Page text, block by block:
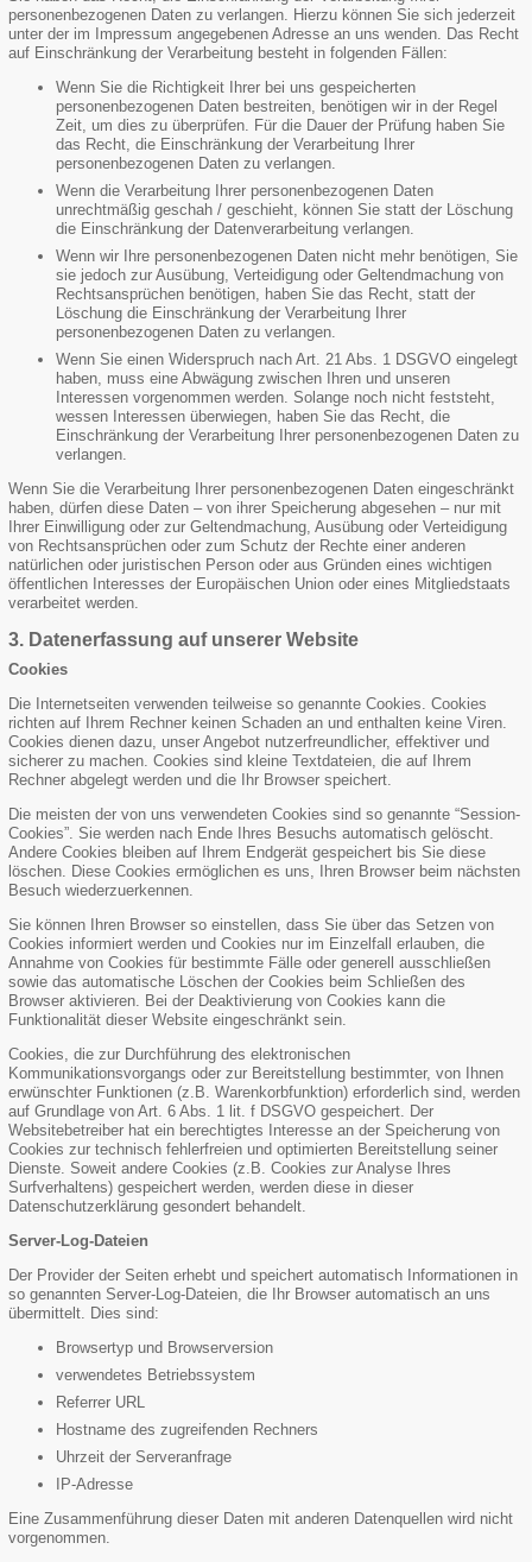
personenbezogenen Daten zu verlangen. Hierzu können Sie sich jederzeit
unter der im Impressum angegebenen Adresse an uns wenden. Das Recht
auf Einschränkung der Verarbeitung besteht in folgenden Fällen:
Wenn Sie die Richtigkeit Ihrer bei uns gespeicherten
personenbezogenen Daten bestreiten, benötigen wir in der Regel
Zeit, um dies zu überprüfen. Für die Dauer der Prüfung haben Sie
das Recht, die Einschränkung der Verarbeitung Ihrer
personenbezogenen Daten zu verlangen.
Wenn die Verarbeitung Ihrer personenbezogenen Daten
unrechtmäßig geschah / geschieht, können Sie statt der Löschung
die Einschränkung der Datenverarbeitung verlangen.
Wenn wir Ihre personenbezogenen Daten nicht mehr benötigen, Sie
sie jedoch zur Ausübung, Verteidigung oder Geltendmachung von
Rechtsansprüchen benötigen, haben Sie das Recht, statt der
Löschung die Einschränkung der Verarbeitung Ihrer
personenbezogenen Daten zu verlangen.
Wenn Sie einen Widerspruch nach Art. 21 Abs. 1 DSGVO eingelegt
haben, muss eine Abwägung zwischen Ihren und unseren
Interessen vorgenommen werden. Solange noch nicht feststeht,
wessen Interessen überwiegen, haben Sie das Recht, die
Einschränkung der Verarbeitung Ihrer personenbezogenen Daten zu
verlangen.
Wenn Sie die Verarbeitung Ihrer personenbezogenen Daten eingeschränkt
haben, dürfen diese Daten – von ihrer Speicherung abgesehen – nur mit
Ihrer Einwilligung oder zur Geltendmachung, Ausübung oder Verteidigung
von Rechtsansprüchen oder zum Schutz der Rechte einer anderen
natürlichen oder juristischen Person oder aus Gründen eines wichtigen
öffentlichen Interesses der Europäischen Union oder eines Mitgliedstaats
verarbeitet werden.
3. Datenerfassung auf unserer Website
Cookies
Die Internetseiten verwenden teilweise so genannte Cookies. Cookies
richten auf Ihrem Rechner keinen Schaden an und enthalten keine Viren.
Cookies dienen dazu, unser Angebot nutzerfreundlicher, effektiver und
sicherer zu machen. Cookies sind kleine Textdateien, die auf Ihrem
Rechner abgelegt werden und die Ihr Browser speichert.
Die meisten der von uns verwendeten Cookies sind so genannte “Session-
Cookies”. Sie werden nach Ende Ihres Besuchs automatisch gelöscht.
Andere Cookies bleiben auf Ihrem Endgerät gespeichert bis Sie diese
löschen. Diese Cookies ermöglichen es uns, Ihren Browser beim nächsten
Besuch wiederzuerkennen.
Sie können Ihren Browser so einstellen, dass Sie über das Setzen von
Cookies informiert werden und Cookies nur im Einzelfall erlauben, die
Annahme von Cookies für bestimmte Fälle oder generell ausschließen
sowie das automatische Löschen der Cookies beim Schließen des
Browser aktivieren. Bei der Deaktivierung von Cookies kann die
Funktionalität dieser Website eingeschränkt sein.
Cookies, die zur Durchführung des elektronischen
Kommunikationsvorgangs oder zur Bereitstellung bestimmter, von Ihnen
erwünschter Funktionen (z.B. Warenkorbfunktion) erforderlich sind, werden
auf Grundlage von Art. 6 Abs. 1 lit. f DSGVO gespeichert. Der
Websitebetreiber hat ein berechtigtes Interesse an der Speicherung von
Cookies zur technisch fehlerfreien und optimierten Bereitstellung seiner
Dienste. Soweit andere Cookies (z.B. Cookies zur Analyse Ihres
Surfverhaltens) gespeichert werden, werden diese in dieser
Datenschutzerklärung gesondert behandelt.
Server-Log-Dateien
Der Provider der Seiten erhebt und speichert automatisch Informationen in
so genannten Server-Log-Dateien, die Ihr Browser automatisch an uns
übermittelt. Dies sind:
Browsertyp und Browserversion
verwendetes Betriebssystem
Referrer URL
Hostname des zugreifenden Rechners
Uhrzeit der Serveranfrage
IP-Adresse
Eine Zusammenführung dieser Daten mit anderen Datenquellen wird nicht
vorgenommen.